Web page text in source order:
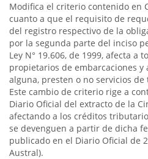
Modifica el criterio contenido en
cuanto a que el requisito de
del registro respectivo de la
por la segunda parte del inciso
Ley N° 19.606, de 1999, afecta a
propietarios de embarcaciones y
alguna, presten o no servicios
Este cambio de criterio rige a
Diario Oficial del extracto de la
afectando a los créditos
se devenguen a partir de dicha
publicado en el Diario Oficial de
Austral).